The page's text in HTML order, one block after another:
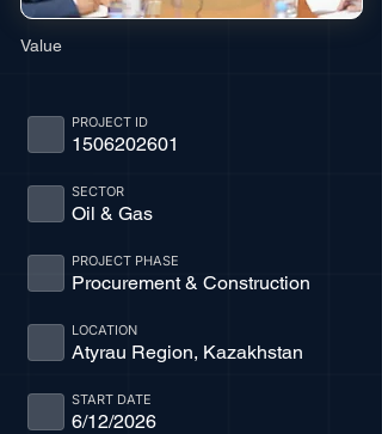
Value
1506202601
PROJECT ID
Oil & Gas
SECTOR
Procurement & Construction
PROJECT PHASE
Atyrau Region, Kazakhstan
LOCATION
6/12/2026
START DATE